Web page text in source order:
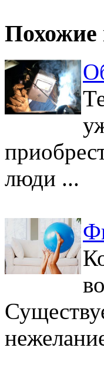
Похожие
люди ...